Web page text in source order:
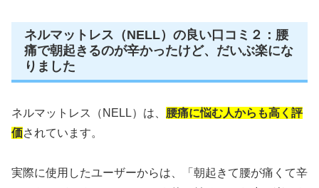
ネルマットレス（NELL）の良い口コミ２：腰
痛で朝起きるのが辛かったけど、だいぶ楽にな
りました
ネルマットレス（NELL）は、 腰痛に悩む人からも高く評
価されています。
実際に使用したユーザーからは、「朝起きて腰が痛くて辛